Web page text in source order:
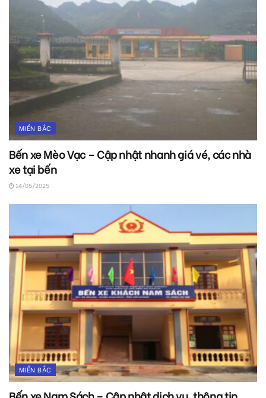
MIỀN BẮC
Bến xe Mèo Vạc – Cập nhật nhanh giá vé, các nhà
xe tại bến
14/05/2025
MIỀN BẮC